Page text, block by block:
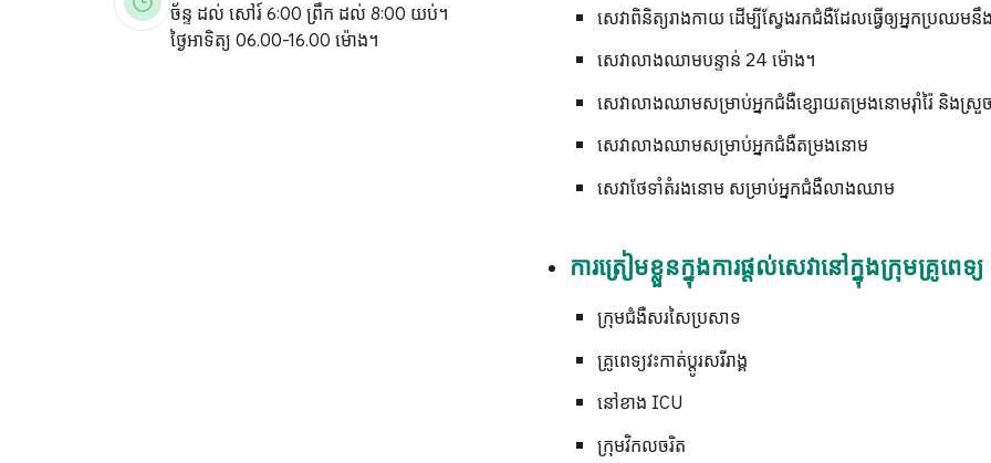
ច័ន្ទ ដល់ សៅរ៍ 6:00 ព្រឹក ដល់ 8:00 យប់។
ថ្ងៃអាទិត្យ 06.00-16.00 ម៉ោង។
សេវាពិនិត្យរាងកាយ ដើម្បីស្វែងរកជំងឺដែលធ្វើឲ្យអ្នកប្រឈ
សេវាលាងឈាមបន្ទាន់ 24 ម៉ោង។
សេវាលាងឈាមសម្រាប់អ្នកជំងឺខ្សោយតម្រងនោមរ៉ាំរ៉ៃ និងស្រួ
សេវាលាងឈាមសម្រាប់អ្នកជំងឺតម្រងនោម
សេវាថែទាំតំរងនោម សម្រាប់អ្នកជំងឺលាងឈាម
ការត្រៀមខ្លួនក្នុងការផ្តល់សេវានៅក្នុងក្រុមគ្រូពេទ្យ
ក្រុមជំងឺសរសៃប្រសាទ
គ្រូពេទ្យវះកាត់ប្តូរសរីរាង្គ
នៅខាង ICU
ក្រុមវិកលចរិត